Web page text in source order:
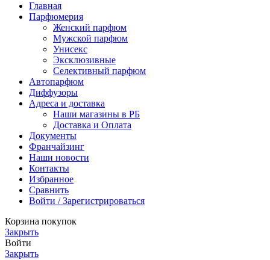
Главная
Парфюмерия
Женский парфюм
Мужской парфюм
Унисекс
Эксклюзивные
Селективный парфюм
Автопарфюм
Диффузоры
Адреса и доставка
Наши магазины в РБ
Доставка и Оплата
Документы
Франчайзинг
Наши новости
Контакты
Избранное
Сравнить
Войти / Зарегистрироваться
Корзина покупок
Закрыть
Войти
Закрыть